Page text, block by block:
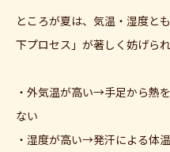
ところが夏は、気温・湿度と
下プロセス」が著しく妨げられ
・外気温が高い→手足から熱
ない
・湿度が高い→発汗による体